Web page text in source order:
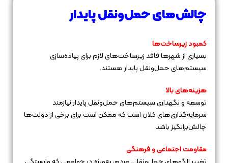
چالش‌های حمل‌ونقل پایدار
کمبود زیرساخت‌ها
بسیاری از شهرها فاقد زیرساخت‌های لازم برای پیاده‌سازی
سیستم‌های حمل‌ونقل پایدار هستند.
هزینه‌های بالا
توسعه و نگهداری سیستم‌های حمل‌ونقل پایدار نیازمند
سرمایه‌گذاری‌های کلان است که ممکن است برای برخی از دولت‌ها
چالش‌برانگیز باشد.
مقاومت اجتماعی و فرهنگی